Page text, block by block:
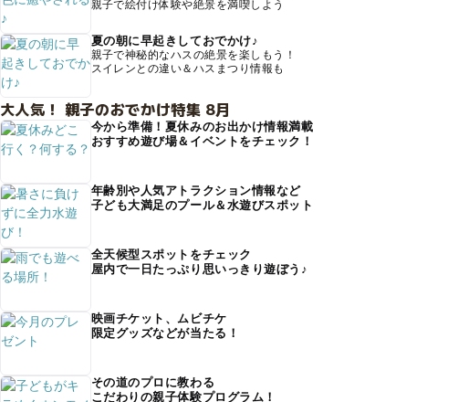
親子で絵付け体験や絶景を満喫しよう
夏の朝に早起きしておでかけ♪
親子で神秘的なハスの絶景を楽しもう！
スイレンとの違い＆ハスまつり情報も
大人気！ 親子のおでかけ特集 8月
今から準備！夏休みのお出かけ情報満載
おすすめ遊び場＆イベントをチェック！
年齢別や人気アトラクション情報など
子ども大満足のプール＆水遊びスポット
全天候型スポットをチェック
屋内で一日たっぷり思いっきり遊ぼう♪
映画チケット、ムビチケ
限定グッズなどが当たる！
その道のプロに教わる
こだわりの親子体験プログラム！